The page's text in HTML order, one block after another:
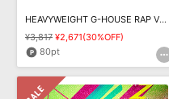
HEAVYWEIGHT G-HOUSE RAP VOCALS
¥3,817 ¥2,671(30%OFF)
80pt